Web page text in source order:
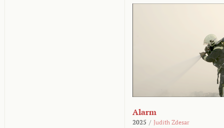
Alarm
2025 / Judith Zdesar